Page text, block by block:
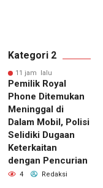
Kategori 2
11 jam lalu
Pemilik Royal
Phone Ditemukan
Meninggal di
Dalam Mobil, Polisi
Selidiki Dugaan
Keterkaitan
dengan Pencurian
4 Redaksi